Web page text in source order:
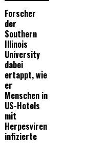
Forscher
der
Southern
Illinois
University
dabei
ertappt, wie
er
Menschen in
US-Hotels
mit
Herpesviren
infizierte